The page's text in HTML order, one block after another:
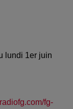
lundi 1er juin
fg-